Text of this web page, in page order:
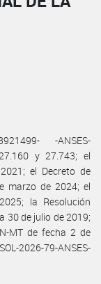
-ANSES-
y 27.743; el
el Decreto de
marzo de 2024; el
la Resolución
30 de julio de 2019;
MT de fecha 2 de
2026-79-ANSES-